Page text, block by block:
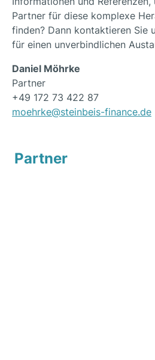
Partner für diese komplexe
finden? Dann kontaktieren Sie
für einen unverbindlichen
Daniel Möhrke
Partner
+49 172 73 422 87
moehrke@steinbeis-finance.de
Partner